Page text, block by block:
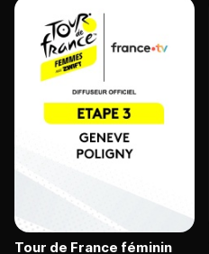
Tour de France féminin